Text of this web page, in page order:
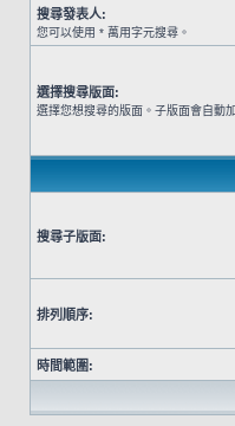
搜尋發表人:
您可以使用 * 萬用字元搜尋。
選擇搜尋版面:
選擇您想搜尋的版面。子版面會自動
搜尋子版面:
排列順序:
時間範圍: